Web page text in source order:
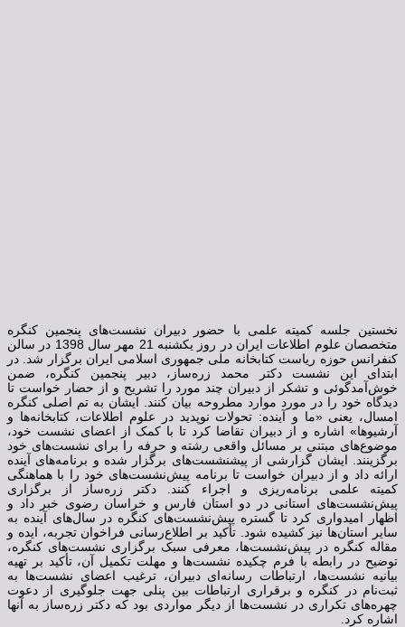
نخستین جلسه کمیته علمی با حضور دبیران نشست‌های پنجمین کنگره
متخصصان علوم اطلاعات ایران در روز یکشنبه 21 مهر سال 1398 در سالن
کنفرانس حوزه ریاست کتابخانه ملی جمهوری اسلامی ایران برگزار شد. در
ابتدای این نشست دکتر محمد زره‌ساز، دبیر پنجمین کنگره، ضمن
خوش‌آمدگوئی و تشکر از دبیران چند مورد را تشریح و از حضار خواست تا
دیدگاه خود را در مورد موارد مطروحه بیان کنند. ایشان به تم اصلی کنگره
امسال، یعنی «ما و آینده: تحولات نوپدید در علوم اطلاعات، کتابخانه‌ها و
آرشیوها» اشاره و از دبیران تقاضا کرد تا با کمک از اعضای نشست خود،
موضوع‌های مبتنی بر مسائل واقعی رشته و حرفه را برای نشست‌های خود
برگزینند. ایشان گزارشی از پیش‎نشست‌های برگزار شده و برنامه‌های آینده
ارائه داد و از دبیران خواست تا برنامه پیش‌نشست‌های خود را با هماهنگی
کمیته علمی برنامه‌ریزی و اجراء کنند. دکتر زره‌ساز از برگزاری
پیش‌نشست‌های استانی در دو استان فارس و خراسان رضوی خبر داد و
اظهار امیدواری کرد تا گستره پیش‌نشست‌های کنگره در سال‌های آینده به
سایر استان‌ها نیز کشیده شود. تأکید بر اطلاع‌رسانی فراخوان تجربه، ایده و
مقاله کنگره در پیش‌نشست‌ها، معرفی سبک برگزاری نشست‌های کنگره،
توضیح در رابطه با فرم چکیده نشست‌ها و مهلت تکمیل آن، تأکید بر تهیه
بیانیه نشست‌ها، ارتباطات رسانه‌ای دبیران، ترغیب اعضای نشست‌ها به
ثبت‌نام در کنگره و برقراری ارتباطات بین پنلی جهت جلوگیری از دعوت
چهره‌های تکراری در نشست‌ها از دیگر مواردی بود که دکتر زره‌ساز به آنها
اشاره کرد.